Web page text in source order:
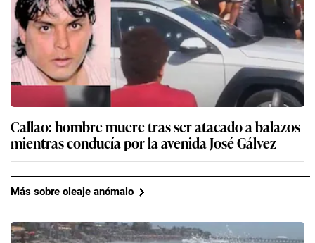
Callao: hombre muere tras ser atacado a balazos
mientras conducía por la avenida José Gálvez
Más sobre oleaje anómalo